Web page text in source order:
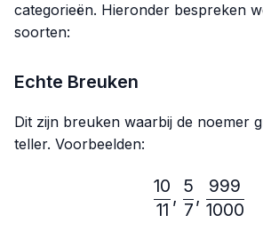
categorieën. Hieronder bespreken
soorten:
Echte Breuken
Dit zijn breuken waarbij de noemer
teller. Voorbeelden:
11
10
,
7
5
,
1000
999